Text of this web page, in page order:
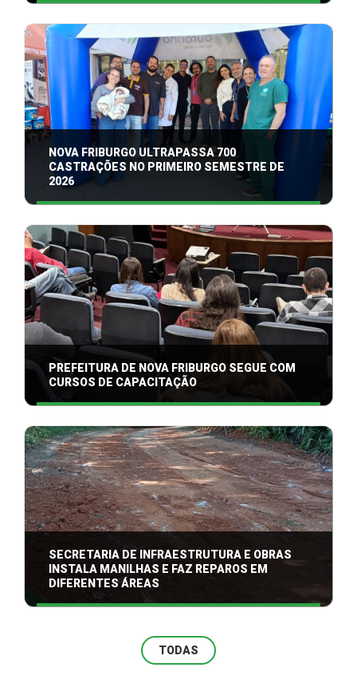
NOVA FRIBURGO ULTRAPASSA 700
CASTRAÇÕES NO PRIMEIRO SEMESTRE DE
2026
PREFEITURA DE NOVA FRIBURGO SEGUE COM
CURSOS DE CAPACITAÇÃO
SECRETARIA DE INFRAESTRUTURA E OBRAS
INSTALA MANILHAS E FAZ REPAROS EM
DIFERENTES ÁREAS
TODAS